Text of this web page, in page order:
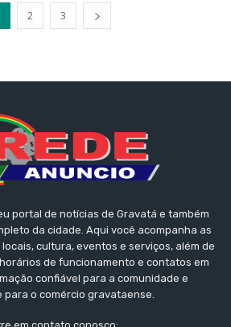
2 3
portal de notícias de Gravatá e também
da cidade. Aqui você acompanha as
cultura, eventos e serviços, além de
de funcionamento e contatos em
confiável para a comunidade e
para o comércio gravataense.